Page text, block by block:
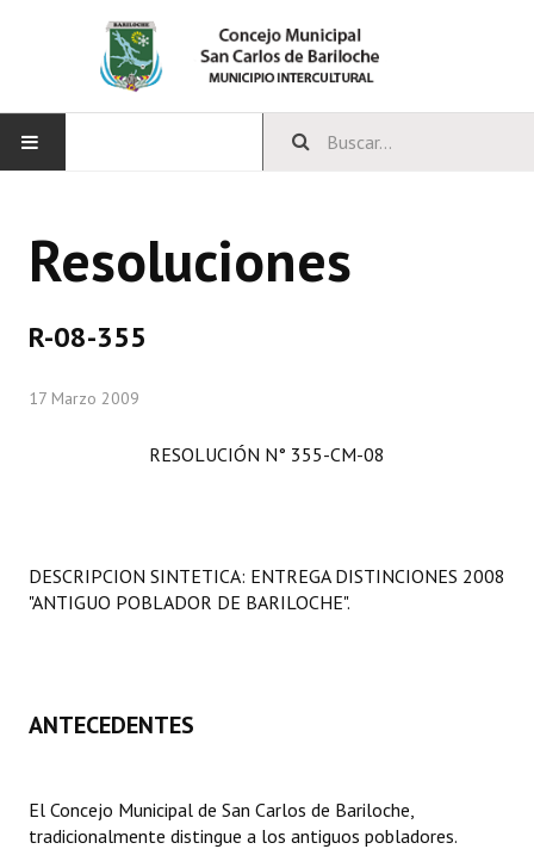
CONCEJO
Comisiones Especiales
LEGISLACIÓN
Constitución Provincial
Reglamento Interno
Resoluciones
R-08-355
17 Marzo 2009
RESOLUCIÓN N° 355-CM-08
DESCRIPCION SINTETICA: ENTREGA DISTINCIONES 2008
"ANTIGUO POBLADOR DE BARILOCHE".
ANTECEDENTES
El Concejo Municipal de San Carlos de Bariloche,
tradicionalmente distingue a los antiguos pobladores.